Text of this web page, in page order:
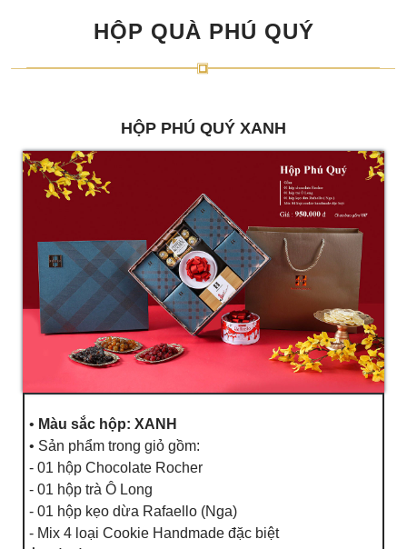
HỘP QUÀ PHÚ QUÝ
HỘP PHÚ QUÝ XANH
• Màu sắc hộp: XANH
• Sản phẩm trong giỏ gồm:
- 01 hộp Chocolate Rocher
- 01 hộp trà Ô Long
- 01 hộp kẹo dừa Rafaello (Nga)
- Mix 4 loại Cookie Handmade đặc biệt